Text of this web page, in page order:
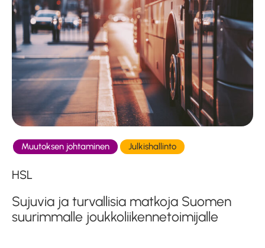
Muutoksen johtaminen Julkishallinto
HSL
Sujuvia ja turvallisia matkoja Suomen
suurimmalle joukkoliikennetoimijalle